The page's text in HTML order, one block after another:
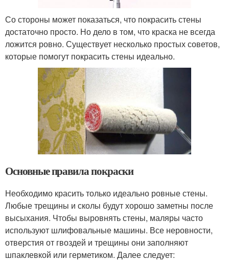
Со стороны может показаться, что покрасить стены
достаточно просто. Но дело в том, что краска не всегда
ложится ровно. Существует несколько простых советов,
которые помогут покрасить стены идеально.
Основные правила покраски
Необходимо красить только идеально ровные стены.
Любые трещины и сколы будут хорошо заметны после
высыхания. Чтобы выровнять стены, маляры часто
используют шлифовальные машины. Все неровности,
отверстия от гвоздей и трещины они заполняют
шпаклевкой или герметиком. Далее следует: